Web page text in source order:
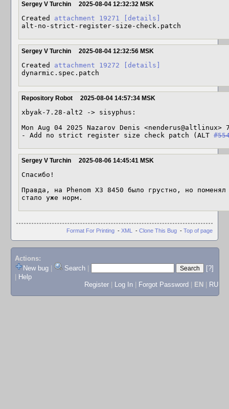
Sergey V Turchin 2025-08-04 12:32:32 MSK
Created attachment 19271
[details]
alt-no-strict-register-size-check.patch
Sergey V Turchin 2025-08-04 12:32:56 MSK
Created attachment 19272
[details]
dynarmic.spec.patch
Repository Robot 2025-08-04 14:57:34 MSK
xbyak-7.28-alt2 -> sisyphus:
Mon Aug 04 2025 Nazarov Denis
- Add no strict register size check patch (ALT
Sergey V Turchin 2025-08-06 14:45:41 MSK
Спасибо!
Правда, на Phenom X3 8450 было грустно, но
стало уже норм.
Format For Printing - XML - Clone This Bug - Top of page
Actions:
New bug
Search
[?]
Help
Register
Log In Forgot Password EN RU